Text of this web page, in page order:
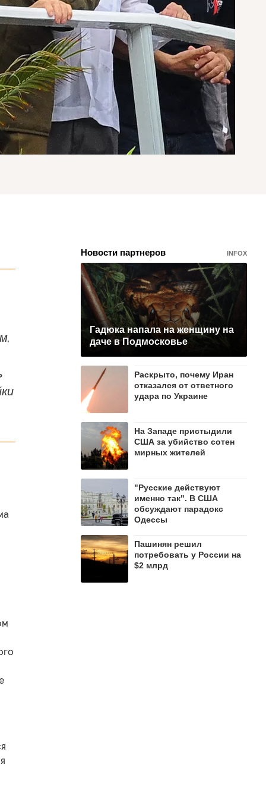
Новости партнеров INFOX
Гадюка напала на женщину на
даче в Подмосковье
Раскрыто, почему Иран
отказался от ответного
удара по Украине
На Западе пристыдили
США за убийство сотен
мирных жителей
"Русские действуют
именно так". В США
обсуждают парадокс
Одессы
Пашинян рeшил
потребовать у России на
$2 млрд